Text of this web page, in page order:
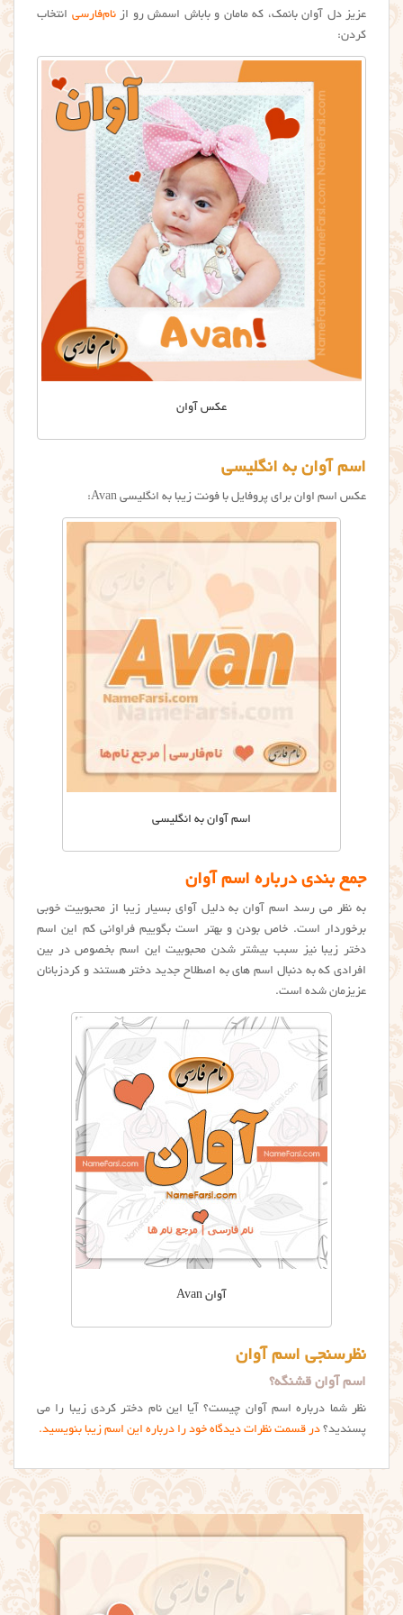
عزیز دل آوان بانمک، که مامان و باباش اسمش رو ازنام‌فارسی انتخاب
کردن:
عکس آوان
اسم آوان به انگلیسی
عکس اسم اوان برای پروفایل با فونت زیبا به انگلیسی Avan:
اسم آوان به انگلیسی
جمع بندی درباره اسم آوان
به نظر می رسد اسم آوان به دلیل آوای بسیار زیبا از محبوبیت خوبی
برخوردار است. خاص بودن و بهتر است بگوییم فراوانی کم این اسم
دختر زیبا نیز سبب بیشتر شدن محبوبیت این اسم بخصوص در بین
افرادی که به دنبال اسم های به اصطلاح جدید دختر هستند و کردزبانان
عزیزمان شده است.
آوان Avan
نظرسنجی اسم آوان
اسم آوان قشنگه؟
نظر شما درباره اسم آوان چیست؟ آیا این نام دختر کردی زیبا را می
پسندید؟ در قسمت نظرات دیدگاه خود را درباره این اسم زیبا بنویسید.